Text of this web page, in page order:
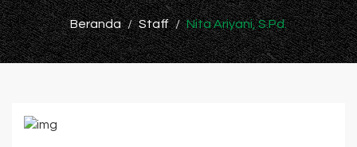
Beranda Staff Nita Ariyani, S.Pd.